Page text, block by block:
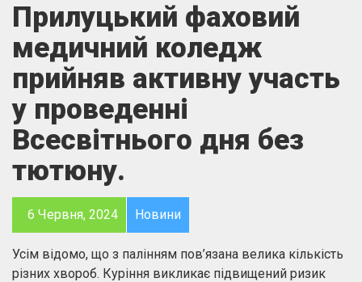
Прилуцький фаховий
медичний коледж
прийняв активну участь
у проведенні
Всесвітнього дня без
тютюну.
6 Червня, 2024 Новини
Усім відомо, що з палінням пов’язана велика кількість
різних хвороб. Куріння викликає підвищений ризик